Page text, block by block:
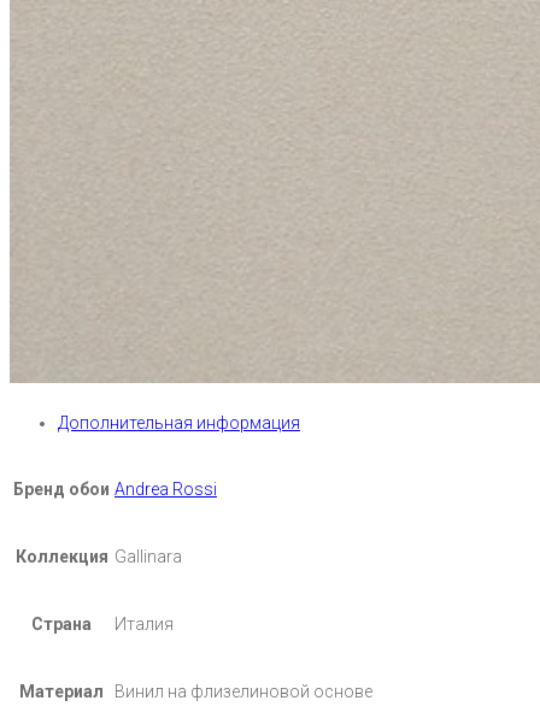
Дополнительная информация
Бренд обои Andrea Rossi
Коллекция Gallinara
Страна Италия
Материал Винил на флизелиновой основе